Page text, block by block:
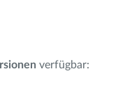
verfügbar: